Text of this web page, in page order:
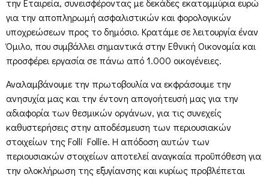
την Εταιρεία, συνεισφέροντας με δεκάδες εκατομμύρια ευρώ
για την αποπληρωμή ασφαλιστικών και φορολογικών
υποχρεώσεων προς το δημόσιο. Κρατάμε σε λειτουργία έναν
Όμιλο, που συμβάλλει σημαντικά στην Εθνική Οικονομία και
προσφέρει εργασία σε πάνω από 1.000 οικογένειες.
Αναλαμβάνουμε την πρωτοβουλία να εκφράσουμε την
ανησυχία μας και την έντονη απογοήτευσή μας για την
αδιαφορία των θεσμικών οργάνων, για τις συνεχείς
καθυστερήσεις στην αποδέσμευση των περιουσιακών
στοιχείων της Folli Follie. Η απόδοση αυτών των
περιουσιακών στοιχείων αποτελεί αναγκαία προϋπόθεση για
την ολοκλήρωση της εξυγίανσης και κυρίως προβλέπεται